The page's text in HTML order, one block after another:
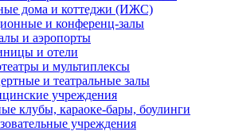
дома и коттеджи (ИЖС)
и конференц-залы
и аэропорты
и отели
и мультиплексы
и театральные залы
учреждения
клубы, караоке-бары, боулинги
учреждения